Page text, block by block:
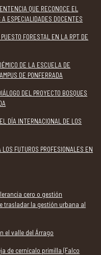
QUE RECONOCE EL
ESPECIALIDADES DOCENTES
FORESTAL EN LA RPT DE
DE LA ESCUELA DE
DE PONFERRADA
DEL PROYECTO BOSQUES
DÍA INTERNACIONAL DE LOS
FUTUROS PROFESIONALES EN
cero o gestión
trasladar la gestión urbana al
el valle del Árrago
de cernícalo primilla (Falco